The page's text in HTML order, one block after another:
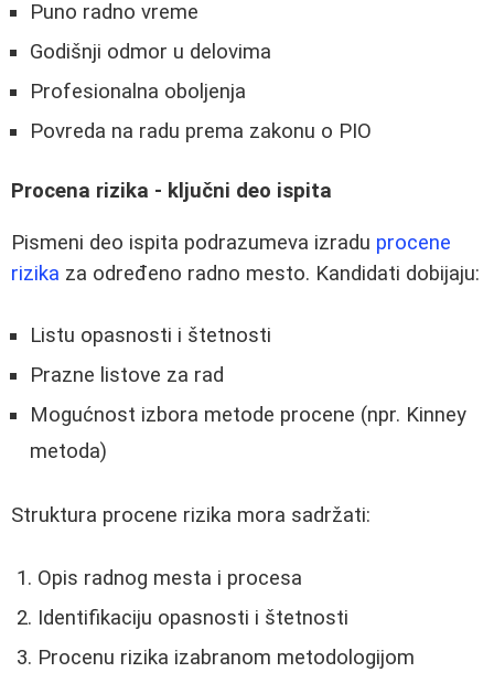
Puno radno vreme
Godišnji odmor u delovima
Profesionalna oboljenja
Povreda na radu prema zakonu o PIO
Procena rizika - ključni deo ispita
Pismeni deo ispita podrazumeva izradu procene
rizika za određeno radno mesto. Kandidati dobijaju:
Listu opasnosti i štetnosti
Prazne listove za rad
Mogućnost izbora metode procene (npr. Kinney
metoda)
Struktura procene rizika mora sadržati:
Opis radnog mesta i procesa
Identifikaciju opasnosti i štetnosti
Procenu rizika izabranom metodologijom